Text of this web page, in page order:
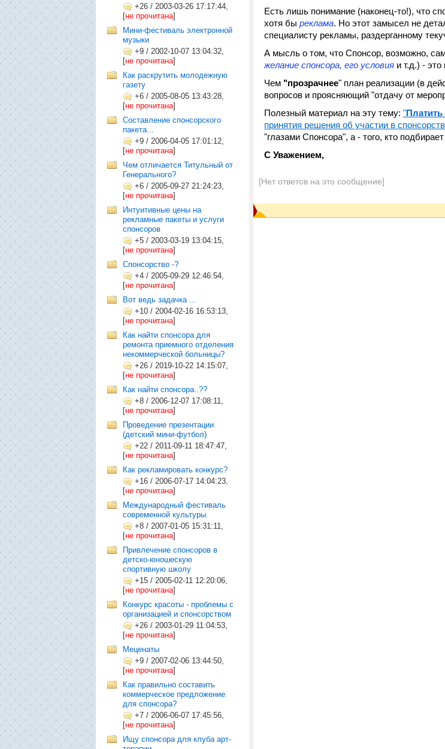
+26 / 2003-03-26 17:17:44,
[не прочитана]
Мини-фестиваль электронной
музыки
+9 / 2002-10-07 13:04:32,
[не прочитана]
Как раскрутить молодежную
газету
+6 / 2005-08-05 13:43:28,
[не прочитана]
Составление спонсорского
пакета...
+9 / 2006-04-05 17:01:12,
[не прочитана]
Чем отличается Титульный от
Генерального?
+6 / 2005-09-27 21:24:23,
[не прочитана]
Интуитивные цены на
рекламные пакеты и услуги
спонсоров
+5 / 2003-03-19 13:04:15,
[не прочитана]
Cпонсорство -?
+4 / 2005-09-29 12:46:54,
[не прочитана]
Вот ведь задачка ...
+10 / 2004-02-16 16:53:13,
[не прочитана]
Как найти спонсора для
ремонта приемного отделения
некоммерческой больницы?
+26 / 2019-10-22 14:15:07,
[не прочитана]
Как найти спонсора..??
+8 / 2006-12-07 17:08:11,
[не прочитана]
Проведение презентации
(детский мини-футбол)
+22 / 2011-09-11 18:47:47,
[не прочитана]
Как рекламировать конкурс?
+16 / 2006-07-17 14:04:23,
[не прочитана]
Международный фестиваль
современной культуры.
+8 / 2007-01-05 15:31:11,
[не прочитана]
Привлечение спонсоров в
детско-юношескую
спортивную школу
+15 / 2005-02-11 12:20:06,
[не прочитана]
Конкурс красоты - проблемы с
организацией и спонсорством
+26 / 2003-01-29 11:04:53,
[не прочитана]
Меценаты
+9 / 2007-02-06 13:44:50,
[не прочитана]
Как правильно составить
коммерческое предложение
для спонсора?
+7 / 2006-06-07 17:45:56,
[не прочитана]
Ищу спонсора для клуба арт-
Есть лишь понимание (наконец-то!), что
хотя бы реклама. Но этот замысел не
специалисту рекламы, раздерганному
А мысль о том, что Спонсор, возможно,
желание спонсора, его условия и т.д.) -
Чем "прозрачнее" план реализации (в
вопросов и проясняющий "отдачу от
Полезный материал на эту тему: "
принятия решения об участии в
"глазами Спонсора", а - того, кто
С Уважением,
[Нет ответов на это сообщение]